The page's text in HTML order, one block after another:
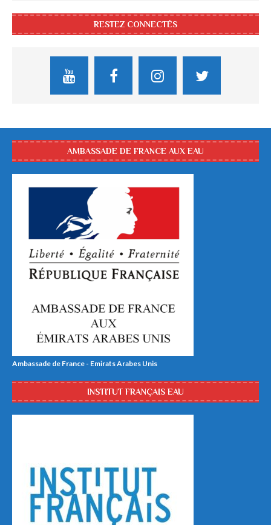
RESTEZ CONNECTÉS
AMBASSADE DE FRANCE AUX EAU
Ambassade de France - Emirats Arabes Unis
INSTITUT FRANÇAIS EAU